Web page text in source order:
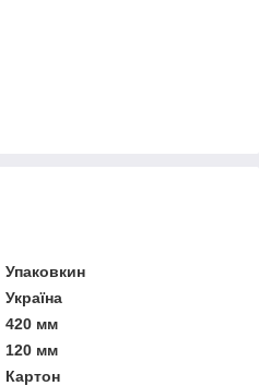
Упаковкин
Україна
420 мм
120 мм
Картон